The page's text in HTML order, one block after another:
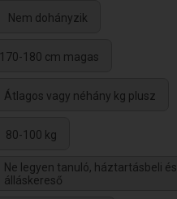
Nem dohányzik
170-180 cm magas
Átlagos vagy néhány kg plusz
80-100 kg
Ne legyen tanuló, háztartásbeli és
álláskereső